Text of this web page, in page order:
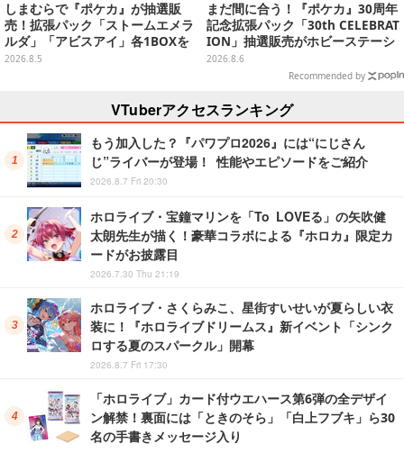
しまむらで『ポケカ』が抽選販
売！拡張パック「ストームエメラ
ルダ」「アビスアイ」各1BOXを
ラインナップ
2026.8.5
まだ間に合う！『ポケカ』30周年
記念拡張パック「30th CELEBRAT
ION」抽選販売がホビーステーシ
ョンで実施中、8月6日まで
2026.8.6
Recommended by
VTuberアクセスランキング
もう加入した？『パワプロ2026』には“にじさん
じ”ライバーが登場！ 性能やエピソードをご紹介
2026.8.7 Fri 20:30
ホロライブ・宝鐘マリンを「To LOVEる」の矢吹健
太朗先生が描く！豪華コラボによる『ホロカ』限定カ
ードがお披露目
2026.7.30 Thu 21:19
ホロライブ・さくらみこ、星街すいせいが夏らしい衣
装に！『ホロライブドリームス』新イベント「シンク
ロする夏のスパークル」開幕
2026.8.7 Fri 17:30
「ホロライブ」カード付ウエハース第6弾の全デザイ
ン解禁！裏面には「ときのそら」「白上フブキ」ら30
名の手書きメッセージ入り